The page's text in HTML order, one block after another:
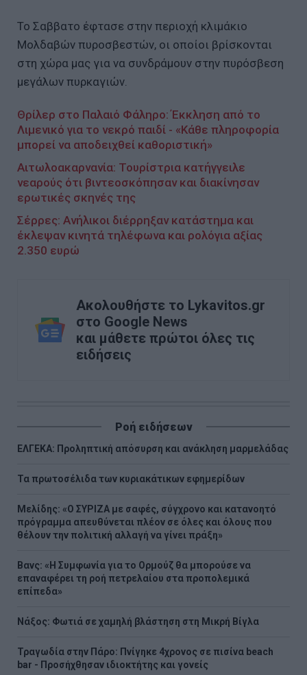
Το Σαββατο έφτασε στην περιοχή κλιμάκιο
Μολδαβών πυροσβεστών, οι οποίοι βρίσκονται
στη χώρα μας για να συνδράμουν στην πυρόσβεση
μεγάλων πυρκαγιών.
Θρίλερ στο Παλαιό Φάληρο: Έκκληση από το
Λιμενικό για το νεκρό παιδί - «Κάθε πληροφορία
μπορεί να αποδειχθεί καθοριστική»
Αιτωλοακαρνανία: Τουρίστρια κατήγγειλε
νεαρούς ότι βιντεοσκόπησαν και διακίνησαν
ερωτικές σκηνές της
Σέρρες: Ανήλικοι διέρρηξαν κατάστημα και
έκλεψαν κινητά τηλέφωνα και ρολόγια αξίας
2.350 ευρώ
Ακολουθήστε το Lykavitos.gr
στο Google News
και μάθετε πρώτοι όλες τις
ειδήσεις
Ροή ειδήσεων
ΕΛΓΕΚΑ: Προληπτική απόσυρση και ανάκληση μαρμελάδας
Τα πρωτοσέλιδα των κυριακάτικων εφημερίδων
Μελίδης: «Ο ΣΥΡΙΖΑ με σαφές, σύγχρονο και κατανοητό
πρόγραμμα απευθύνεται πλέον σε όλες και όλους που
θέλουν την πολιτική αλλαγή να γίνει πράξη»
Βανς: «Η Συμφωνία για το Ορμούζ θα μπορούσε να
επαναφέρει τη ροή πετρελαίου στα προπολεμικά
επίπεδα»
Νάξος: Φωτιά σε χαμηλή βλάστηση στη Μικρή Βίγλα
Τραγωδία στην Πάρο: Πνίγηκε 4χρονος σε πισίνα beach
bar - Προσήχθησαν ιδιοκτήτης και γονείς